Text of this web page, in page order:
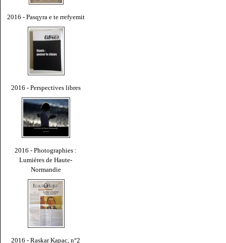
2016 - Pasqyra e te rrefyemit
2016 - Perspectives libres
2016 - Photographies :
Lumières de Haute-
Normandie
2016 - Raskar Kapac, n°2